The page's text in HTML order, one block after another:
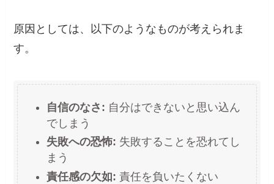
原因としては、以下のようなものが考えられま
す。
自信のなさ: 自分はできないと思い込ん
でしまう
失敗への恐怖: 失敗することを恐れてし
まう
責任感の欠如: 責任を負いたくない